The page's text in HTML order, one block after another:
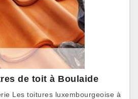
de toit à Boulaide
Les toitures luxembourgeoise à